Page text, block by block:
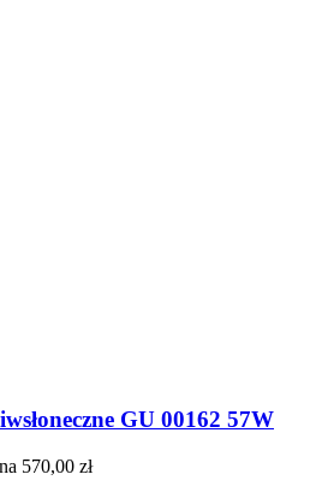
GU 00162 57W
570,00 zł